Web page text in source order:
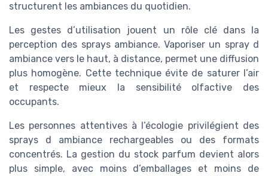
structurent les ambiances du quotidien.
Les gestes d’utilisation jouent un rôle clé dans la
perception des sprays ambiance. Vaporiser un spray d
ambiance vers le haut, à distance, permet une diffusion
plus homogène. Cette technique évite de saturer l’air
et respecte mieux la sensibilité olfactive des
occupants.
Les personnes attentives à l’écologie privilégient des
sprays d ambiance rechargeables ou des formats
concentrés. La gestion du stock parfum devient alors
plus simple, avec moins d’emballages et moins de